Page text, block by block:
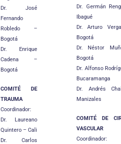
Dr. José
Fernando
Robledo –
Bogotá
Dr. Enrique
Cadena –
Bogotá
COMITÉ DE
TRAUMA
Coordinador:
Dr. Laureano
Quintero – Cali
Dr. Carlos
Dr. Germán
Ibagué
Dr. Arturo
Bogotá
Dr. Néstor
Bogotá
Dr. Alfonso
Bucaramanga
Dr. Andrés
Manizales
COMITÉ DE
VASCULAR
Coordinador: